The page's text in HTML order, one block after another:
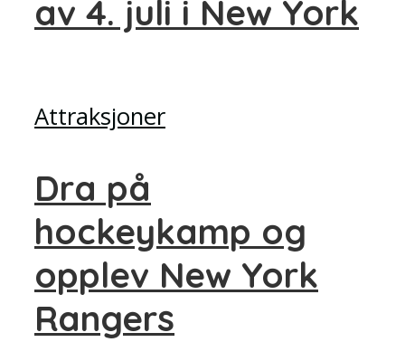
av 4. juli i New York
Attraksjoner
Dra på
hockeykamp og
opplev New York
Rangers